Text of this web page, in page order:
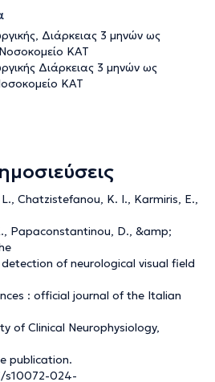
Διάρκειας 3 μηνών ως
ΚΑΤ
Διάρκειας 3 μηνών ως
ΚΑΤ
Chatzistefanou, K. I., Karmiris, E.,
Papaconstantinou, D., &amp;
of neurological visual field
: official journal of the Italian
of Clinical Neurophysiology,
publication.
s10072-024-